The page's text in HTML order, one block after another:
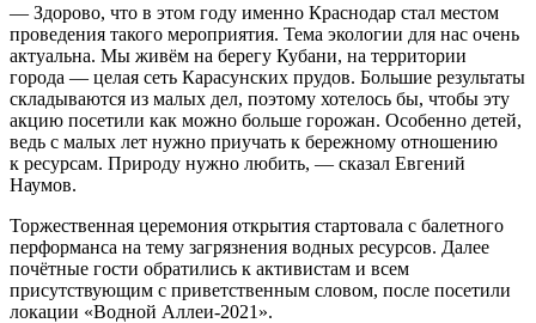
— Здорово, что в этом году именно Краснодар стал местом
проведения такого мероприятия. Тема экологии для нас очень
актуальна. Мы живём на берегу Кубани, на территории
города — целая сеть Карасунских прудов. Большие результаты
складываются из малых дел, поэтому хотелось бы, чтобы эту
акцию посетили как можно больше горожан. Особенно детей,
ведь с малых лет нужно приучать к бережному отношению
к ресурсам. Природу нужно любить, — сказал Евгений
Наумов.
Торжественная церемония открытия стартовала с балетного
перформанса на тему загрязнения водных ресурсов. Далее
почётные гости обратились к активистам и всем
присутствующим с приветственным словом, после посетили
локации «Водной Аллеи-2021».